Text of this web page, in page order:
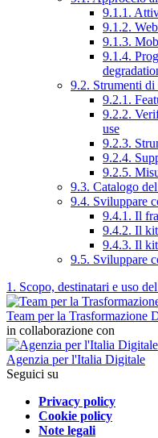
9.1.1.
9.1.2.
9.1.3.
9.1.4.
9.2. Strumenti
9.2.1.
9.2.2.
use
9.2.3.
9.2.4.
9.2.5.
9.3. Catalogo
9.4. Sviluppare
9.4.1. Il
9.4.2. Il
9.4.3. Il
9.5. Sviluppare
1. Scopo, destinatari e uso
Team per la Trasformazione
in collaborazione con
Agenzia per l'Italia Digitale
Seguici su
Privacy policy
Cookie policy
Note legali